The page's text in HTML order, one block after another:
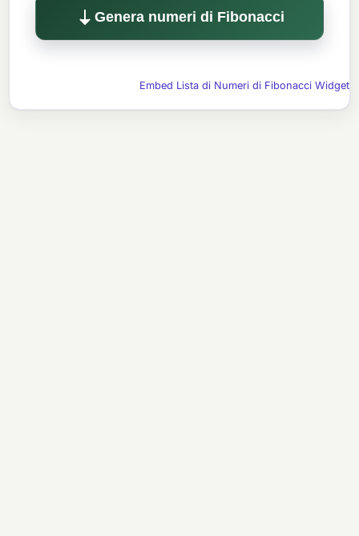
Genera numeri di Fibonacci
Embed Lista di Numeri di Fibonacci Widget